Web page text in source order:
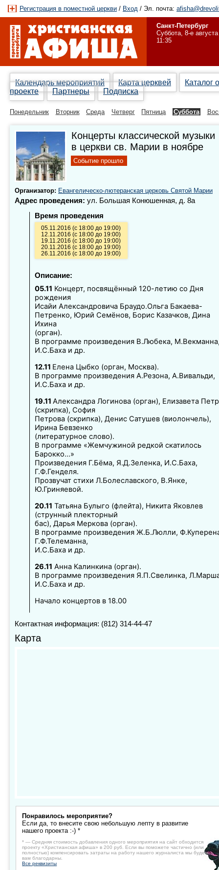
Регистрация в поместной церкви / Вход / Эл. почта:
Санкт-Петербург
Суббота, 8-е августа
11:35
Календарь мероприятий Карта церквей
Каталог
проекте
Партнеры Подписка
Понедельник Вторник Среда Четверг Пятница Суббота
Концерты классической музыки
в церкви св. Марии в ноябре
Событие прошло
Организатор: Евангелическо-лютеранская церковь Святой Марии
Адрес проведения: ул. Большая Конюшенная, д. 8а
Время проведения
05.11.2016 (с 18:00 до 19:00)
12.11.2016 (с 18:00 до 19:00)
19.11.2016 (с 18:00 до 19:00)
20.11.2016 (с 18:00 до 19:00)
26.11.2016 (с 18:00 до 19:00)
Описание:
05.11 Концерт, посвящённый 120-летию со Дня
рождения
Исайи Александровича Браудо.Ольга Бакаева-
Петренко, Юрий Семёнов, Борис Казачков, Дина
Ихина
(орган).
В программе произведения В.Любека,
И.С.Баха и др.
12.11 Елена Цыбко (орган, Москва).
В программе произведения А.Резона, А.Вивальди,
И.С.Баха и др.
19.11 Александра Логинова (орган), Елизавета
(скрипка), София
Петрова (скрипка), Денис Сатушев (виолончель),
Ирина Бевзенко
(литературное слово).
В программе «Жемчужиной редкой скатилось
Барокко...»
Произведения Г.Бёма, Я.Д.Зеленка, И.С.Баха,
Г.Ф.Генделя.
Прозвучат стихи Л.Болеславского, В.Янке,
Ю.Гриняевой.
20.11 Татьяна Булыго (флейта), Никита Яковлев
(струнный плекторный
бас), Дарья Меркова (орган).
В программе произведения Ж.Б.Люлли,
Г.Ф.Телеманна,
И.С.Баха и др.
26.11 Анна Калинкина (орган).
В программе произведения Я.П.Свелинка,
И.С.Баха и др.
Начало концертов в 18.00
Контактная информация: (812) 314-44-47
Карта
Понравилось мероприятие?
Если да, то внесите свою небольшую лепту в развитие
нашего проекта :-) *
* — Средняя стоимость добавления одного мероприятия на сайт обходится
проекту «Христианская афиша» в 200 руб. Если вы поможете частично (или
полностью) компенсировать затраты на работу нашего журналиста мы будем
вам благодарны.
Все реквизиты